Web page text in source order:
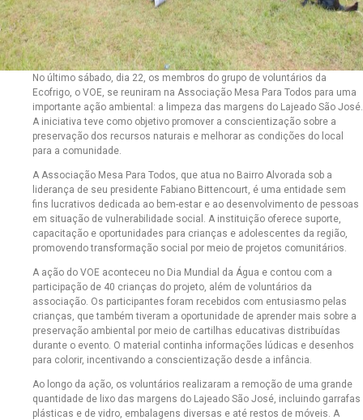
No último sábado, dia 22, os membros do grupo de voluntários da
Ecofrigo, o VOE, se reuniram na Associação Mesa Para Todos para uma
importante ação ambiental: a limpeza das margens do Lajeado São José.
A iniciativa teve como objetivo promover a conscientização sobre a
preservação dos recursos naturais e melhorar as condições do local
para a comunidade.
A Associação Mesa Para Todos, que atua no Bairro Alvorada sob a
liderança de seu presidente Fabiano Bittencourt, é uma entidade sem
fins lucrativos dedicada ao bem-estar e ao desenvolvimento de pessoas
em situação de vulnerabilidade social. A instituição oferece suporte,
capacitação e oportunidades para crianças e adolescentes da região,
promovendo transformação social por meio de projetos comunitários.
A ação do VOE aconteceu no Dia Mundial da Água e contou com a
participação de 40 crianças do projeto, além de voluntários da
associação. Os participantes foram recebidos com entusiasmo pelas
crianças, que também tiveram a oportunidade de aprender mais sobre a
preservação ambiental por meio de cartilhas educativas distribuídas
durante o evento. O material continha informações lúdicas e desenhos
para colorir, incentivando a conscientização desde a infância.
Ao longo da ação, os voluntários realizaram a remoção de uma grande
quantidade de lixo das margens do Lajeado São José, incluindo garrafas
plásticas e de vidro, embalagens diversas e até restos de móveis. A